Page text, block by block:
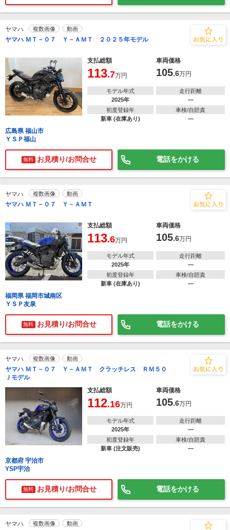
ヤマハ 複数画像 動画
ヤマハ ＭＴ－０７ Ｙ－ＡＭＴ ２０２５年モデル
支払総額 車両価格
113.7万円 105.6万円
モデル年式
2025年
走行距離
―
初度登録年
新車 (在庫あり)
車検/自賠責
―
広島県 福山市
ＹＳＰ福山
無料 お見積り/お問合せ 電話をかける
ヤマハ 複数画像 動画
ヤマハ ＭＴ－０７ Ｙ－ＡＭＴ
支払総額 車両価格
113.6万円 105.6万円
モデル年式
2025年
走行距離
―
初度登録年
新車 (在庫あり)
車検/自賠責
―
福岡県 福岡市城南区
ＹＳＰ友泉
無料 お見積り/お問合せ 電話をかける
ヤマハ 複数画像 動画
ヤマハ ＭＴ－０７ Ｙ－ＡＭＴ クラッチレス ＲＭ５０
Ｊモデル
支払総額
車両価格
112.16万円 105.6万円
モデル年式
2025年
走行距離
―
初度登録年
新車 (注文販売)
車検/自賠責
―
京都府 宇治市
YSP宇治
無料 お見積り/お問合せ 電話をかける
ヤマハ 複数画像 動画